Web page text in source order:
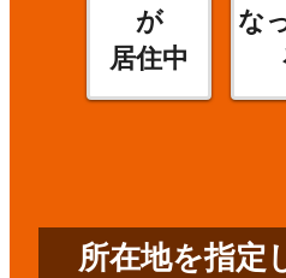
が
居住中
な
所在地を指定